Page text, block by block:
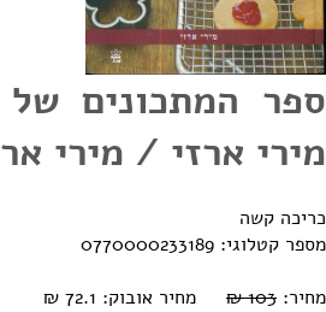
ספר המתכונים
מירי ארזי / מירי
כריכה קשה
מספר קטלוגי: 0770000233189
מחיר: 103 ₪ מחיר אובוק: 72.1 ₪